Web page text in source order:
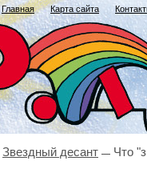
Главная Карта сайта
Звездный десант Что